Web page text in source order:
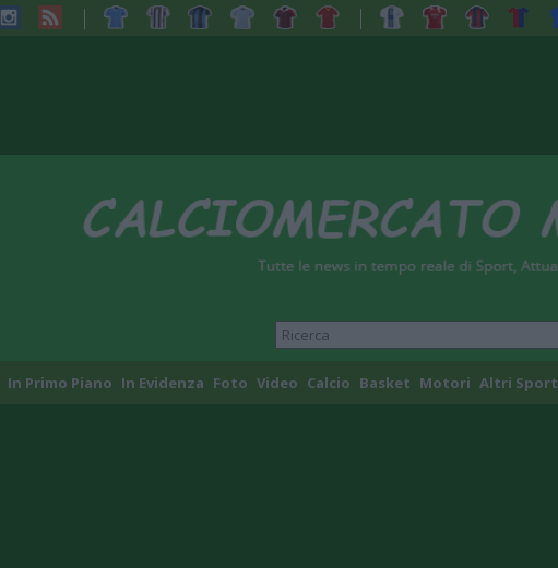
In Primo Piano In Evidenza Foto Video Calcio Basket Motori Altri Sport